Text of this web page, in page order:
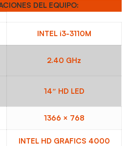
DEL EQUIPO:
INTEL i3-3110M
2.40 GHz
14″ HD LED
1366 × 768
INTEL HD GRAFICS 4000